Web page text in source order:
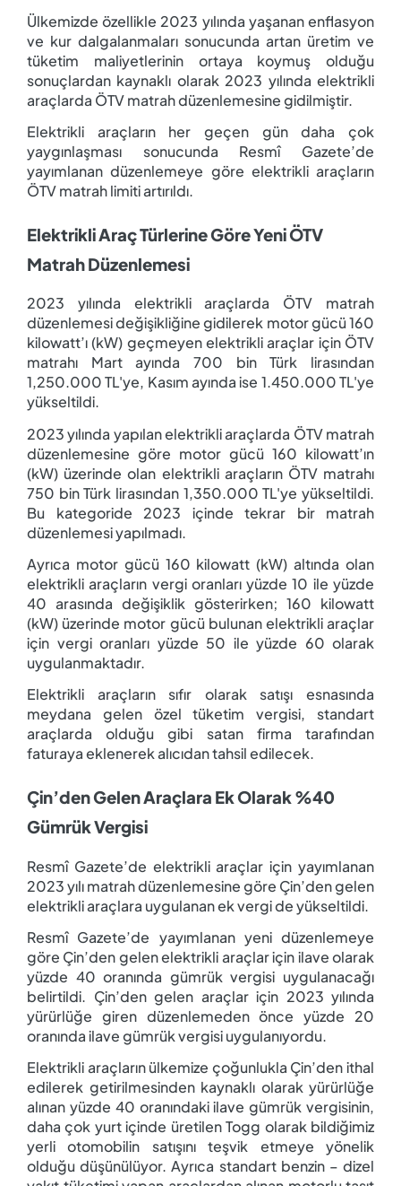
Ülkemizde özellikle 2023 yılında yaşanan enflasyon
ve kur dalgalanmaları sonucunda artan üretim ve
tüketim maliyetlerinin ortaya koymuş olduğu
sonuçlardan kaynaklı olarak 2023 yılında elektrikli
araçlarda ÖTV matrah düzenlemesine gidilmiştir.
Elektrikli araçların her geçen gün daha çok
yaygınlaşması sonucunda Resmî Gazete’de
yayımlanan düzenlemeye göre elektrikli araçların
ÖTV matrah limiti artırıldı.
Elektrikli Araç Türlerine Göre Yeni ÖTV
Matrah Düzenlemesi
2023 yılında elektrikli araçlarda ÖTV matrah
düzenlemesi değişikliğine gidilerek motor gücü 160
kilowatt’ı (kW) geçmeyen elektrikli araçlar için ÖTV
matrahı Mart ayında 700 bin Türk lirasından
1,250.000 TL'ye, Kasım ayında ise 1.450.000 TL'ye
yükseltildi.
2023 yılında yapılan elektrikli araçlarda ÖTV matrah
düzenlemesine göre motor gücü 160 kilowatt’ın
(kW) üzerinde olan elektrikli araçların ÖTV matrahı
750 bin Türk lirasından 1,350.000 TL'ye yükseltildi.
Bu kategoride 2023 içinde tekrar bir matrah
düzenlemesi yapılmadı.
Ayrıca motor gücü 160 kilowatt (kW) altında olan
elektrikli araçların vergi oranları yüzde 10 ile yüzde
40 arasında değişiklik gösterirken; 160 kilowatt
(kW) üzerinde motor gücü bulunan elektrikli araçlar
için vergi oranları yüzde 50 ile yüzde 60 olarak
uygulanmaktadır.
Elektrikli araçların sıfır olarak satışı esnasında
meydana gelen özel tüketim vergisi, standart
araçlarda olduğu gibi satan firma tarafından
faturaya eklenerek alıcıdan tahsil edilecek.
Çin’den Gelen Araçlara Ek Olarak %40
Gümrük Vergisi
Resmî Gazete’de elektrikli araçlar için yayımlanan
2023 yılı matrah düzenlemesine göre Çin’den gelen
elektrikli araçlara uygulanan ek vergi de yükseltildi.
Resmî Gazete’de yayımlanan yeni düzenlemeye
göre Çin’den gelen elektrikli araçlar için ilave olarak
yüzde 40 oranında gümrük vergisi uygulanacağı
belirtildi. Çin’den gelen araçlar için 2023 yılında
yürürlüğe giren düzenlemeden önce yüzde 20
oranında ilave gümrük vergisi uygulanıyordu.
Elektrikli araçların ülkemize çoğunlukla Çin’den ithal
edilerek getirilmesinden kaynaklı olarak yürürlüğe
alınan yüzde 40 oranındaki ilave gümrük vergisinin,
daha çok yurt içinde üretilen Togg olarak bildiğimiz
yerli otomobilin satışını teşvik etmeye yönelik
olduğu düşünülüyor. Ayrıca standart benzin – dizel